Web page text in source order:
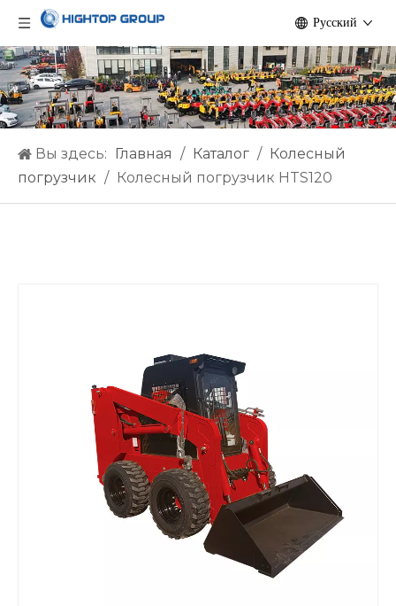
Pусский
Вы здесь: Главная / Каталог /
Колесный
погрузчик / Колесный погрузчик HTS120